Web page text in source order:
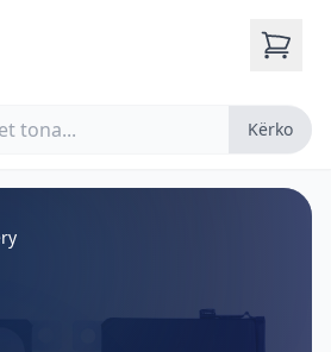
Kërko